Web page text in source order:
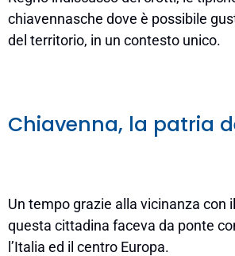
chiavennasche dove è possibile
del territorio, in un contesto unico.
Chiavenna, la patria
Un tempo grazie alla vicinanza con
questa cittadina faceva da ponte
l’Italia ed il centro Europa.